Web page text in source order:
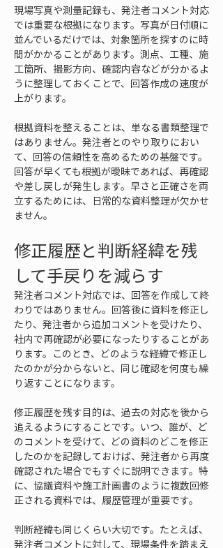
現場写真や測量記録も、発注者コメント対応
では重要な根拠になります。写真が日付順に
並んでいるだけでは、対象箇所を探すのに時
間がかかることがあります。測点、工種、施
工箇所、撮影方向、確認内容などが分かるよ
うに整理しておくことで、回答作成の速度が
上がります。
根拠資料を整えることは、単なる書類整理で
はありません。発注者とのやり取りにおい
て、回答の信頼性を高めるための基盤です。
回答が早くても根拠が曖昧であれば、再確認
や差し戻しが発生します。早さと正確さを両
立するためには、日常的な資料整理が欠かせ
ません。
修正履歴と判断経緯を残
して手戻りを減らす
発注者コメント対応では、回答を作成して終
わりではありません。回答後に資料を修正し
たり、発注者から追加コメントを受けたり、
社内で再確認が必要になったりすることがあ
ります。このとき、どのような経緯で修正し
たのかが分からないと、同じ確認を何度も繰
り返すことになります。
修正履歴を残す目的は、過去の対応を後から
追えるようにすることです。いつ、誰が、ど
のコメントを受けて、どの資料のどこを修正
したのかを記録しておけば、発注者から再度
確認された場合でもすぐに説明できます。特
に、協議資料や施工計画書のように複数回修
正される資料では、履歴管理が重要です。
判断経緯も同じくらい大切です。たとえば、
発注者コメントに対して、現場条件を踏まえ